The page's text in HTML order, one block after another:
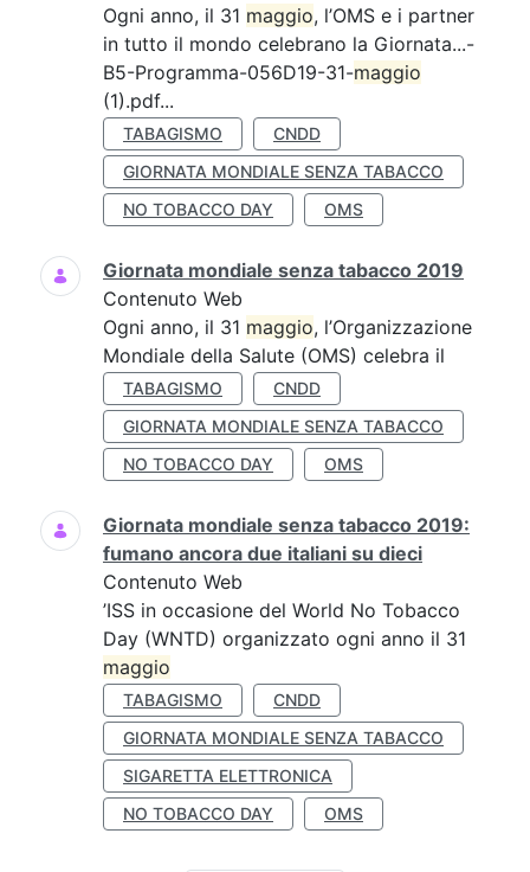
Ogni anno, il 31 maggio, l’OMS e i partner
in tutto il mondo celebrano la Giornata...-
B5-Programma-056D19-31-maggio
(1).pdf...
TABAGISMO
CNDD
GIORNATA MONDIALE SENZA TABACCO
NO TOBACCO DAY
OMS
Giornata mondiale senza tabacco 2019
Contenuto Web
Ogni anno, il 31 maggio, l’Organizzazione
Mondiale della Salute (OMS) celebra il
TABAGISMO
CNDD
GIORNATA MONDIALE SENZA TABACCO
NO TOBACCO DAY
OMS
Giornata mondiale senza tabacco 2019:
fumano ancora due italiani su dieci
Contenuto Web
’ISS in occasione del World No Tobacco
Day (WNTD) organizzato ogni anno il 31
maggio
TABAGISMO
CNDD
GIORNATA MONDIALE SENZA TABACCO
SIGARETTA ELETTRONICA
NO TOBACCO DAY
OMS